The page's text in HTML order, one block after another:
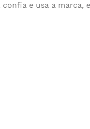
e usa a marca,